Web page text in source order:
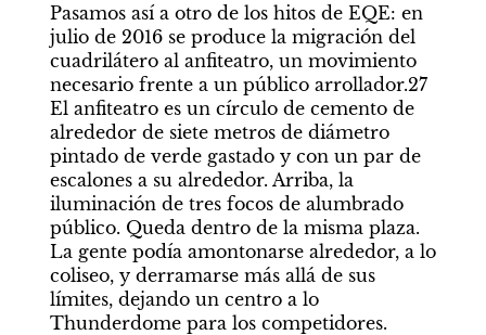
Pasamos así a otro de los hitos de EQE: en
julio de 2016 se produce la migración del
cuadrilátero al anfiteatro, un movimiento
necesario frente a un público arrollador.27
El anfiteatro es un círculo de cemento de
alrededor de siete metros de diámetro
pintado de verde gastado y con un par de
escalones a su alrededor. Arriba, la
iluminación de tres focos de alumbrado
público. Queda dentro de la misma plaza.
La gente podía amontonarse alrededor, a lo
coliseo, y derramarse más allá de sus
límites, dejando un centro a lo
Thunderdome para los competidores.